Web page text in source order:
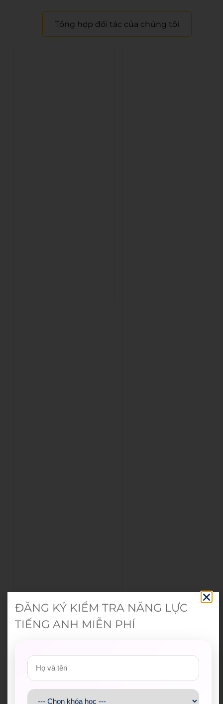
Tổng hợp đối tác của chúng tôi
ĐĂNG KÝ KIỂM TRA NĂNG LỰC
TIẾNG ANH MIỄN PHÍ